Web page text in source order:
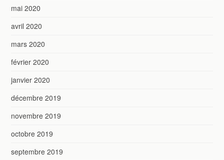
mai 2020
avril 2020
mars 2020
février 2020
janvier 2020
décembre 2019
novembre 2019
octobre 2019
septembre 2019